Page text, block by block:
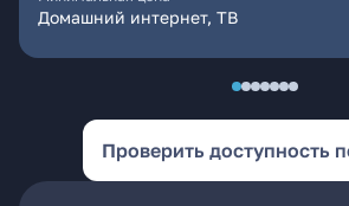
Домашний интернет, ТВ
Проверить доступность